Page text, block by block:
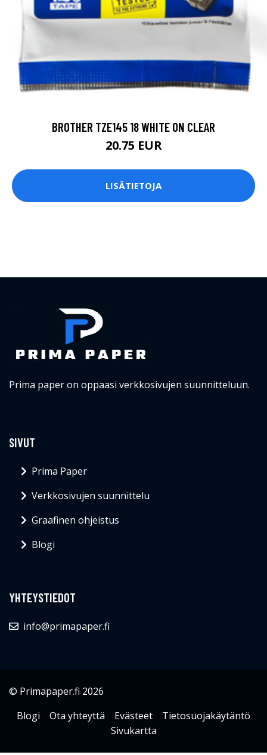
BROTHER TZE145 18 WHITE ON CLEAR
20.75 EUR
LISÄTIETOJA
Prima paper on oppaasi verkkosivujen suunnitteluun.
SIVUT
Prima Paper
Verkkosivujen suunnittelu
Graafinen ohjeistus
Blogi
YHTEYSTIEDOT
info@primapaper.fi
© Primapaper.fi 2026
Blogi
Ota yhteyttä Evästeet
Tietosuojakäytäntö
Sivukartta